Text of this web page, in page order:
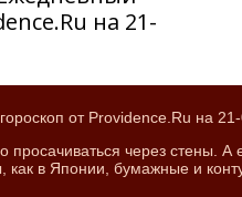
на 21-
от Providence.Ru на
через стены. А
как в Японии, бумажные и